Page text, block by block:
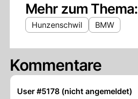
Mehr zum Thema:
Hunzenschwil BMW
Kommentare
User #5178 (nicht angemeldet)